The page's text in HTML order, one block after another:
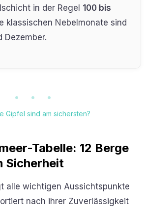
in der Regel 100 bis
klassischen Nebelmonate sind
Dezember.
• • •
Gipfel sind am sichersten?
Tabelle: 12 Berge
Sicherheit
alle wichtigen Aussichtspunkte
nach ihrer Zuverlässigkeit